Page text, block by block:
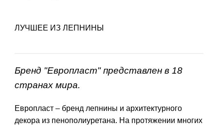
ЛУЧШЕЕ ИЗ ЛЕПНИНЫ
Бренд "Европласт" представлен в 18
странах мира.
Европласт – бренд лепнины и архитектурного
декора из пенополиуретана. На протяжении многих